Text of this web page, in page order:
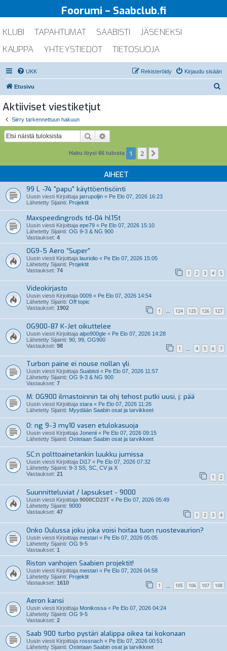
Foorumi – Saabclub.fi
KLUBI TAPAHTUMAT SAABISTI
JÄSENEKSI
KAUPPA
YHTEYSTIEDOT TIETOSUOJA
UKK Kirjaudu sisään
Rekisteröidy
Etusivu
Aktiiviset viestiketjut
Siirry tarkennettuun hakuun
Etsi
Haku löysi 66 tulosta 1 2
AIHEET
99 L -74 "papu" käyttöentisöinti
Uusin viesti Kirjoittaja jarrupoljin « Pe Elo 07, 2026 16:23
Lähetetty Sijainti: Projektit
Maxspeedingrods td-04 hl15t
Uusin viesti Kirjoittaja epe79 « Pe Elo 07, 2026 15:10
Lähetetty Sijainti: OG 9-3 & NG 900
Vastaukset: 4
OG9-5 Aero ”Super”
Uusin viesti Kirjoittaja lauriolio « Pe Elo 07, 2026 15:05
Lähetetty Sijainti: Projektit
Vastaukset: 74 1 2 3 4 5
Videokirjasto
Uusin viesti Kirjoittaja 0009 « Pe Elo 07, 2026 14:54
Lähetetty Sijainti: Off topic
Vastaukset: 1902 1 … 124 125 126 127
OG900-87 K-Jet oikuttelee
Uusin viesti Kirjoittaja alpo900gle « Pe Elo 07, 2026 14:28
Lähetetty Sijainti: 90, 99, OG900
Vastaukset: 98 1 4 5 6 7
Turbon paine ei nouse nollan yli.
Uusin viesti Kirjoittaja Suabisti « Pe Elo 07, 2026 11:57
Lähetetty Sijainti: OG 9-3 & NG 900
Vastaukset: 7
M: OG900 ilmastoinnin tai ohj tehost putki uusi, j: pää
Uusin viesti Kirjoittaja stara « Pe Elo 07, 2026 11:26
Lähetetty Sijainti: Myydään Saabin osat ja tarvikkeet
O: ng 9-3 my10 vasen etulokasuoja
Uusin viesti Kirjoittaja Jonenii « Pe Elo 07, 2026 09:15
Lähetetty Sijainti: Ostetaan Saabin osat ja tarvikkeet
SC:n polttoainetankin luukku jumissa
Uusin viesti Kirjoittaja Di17 « Pe Elo 07, 2026 07:32
Lähetetty Sijainti: 9-3 SS, SC, CV ja X
Vastaukset: 21 1 2
Suunnitteluviat / lapsukset - 9000
Uusin viesti Kirjoittaja 9000CD23T « Pe Elo 07, 2026 05:49
Lähetetty Sijainti: 9000
Vastaukset: 47 1 2 3 4
Onko Oulussa joku joka voisi hoitaa tuon ruostevaurion?
Uusin viesti Kirjoittaja mestari « Pe Elo 07, 2026 05:05
Lähetetty Sijainti: OG 9-5
Vastaukset: 1
Riston vanhojen Saabien projektit!
Uusin viesti Kirjoittaja mestari « Pe Elo 07, 2026 04:58
Lähetetty Sijainti: Projektit
Vastaukset: 1610 1 105 106 107 108
Aeron kansi
Uusin viesti Kirjoittaja Monikossa « Pe Elo 07, 2026 04:24
Lähetetty Sijainti: OG 9-5
Vastaukset: 2
Saab 900 turbo pystäri alalippa oikea tai kokonaan
Uusin viesti Kirjoittaja rossnach « Pe Elo 07, 2026 00:51
Lähetetty Sijainti: Ostetaan Saabin osat ja tarvikkeet